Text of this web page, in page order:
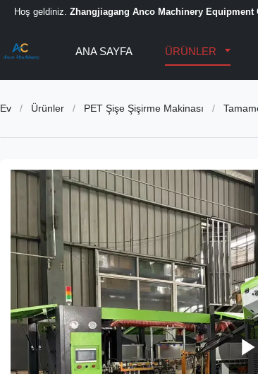
Hoş geldiniz. Zhangjiagang Anco Machinery Equipment
ANA SAYFA ÜRÜNLER
Ev / Ürünler / PET Şişe Şişirme Makinası /